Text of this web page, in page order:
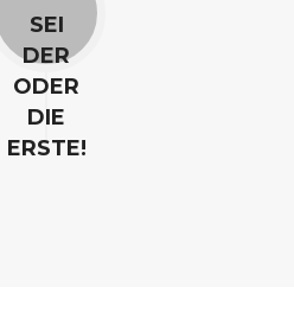
SEI
DER
ODER
DIE
ERSTE!